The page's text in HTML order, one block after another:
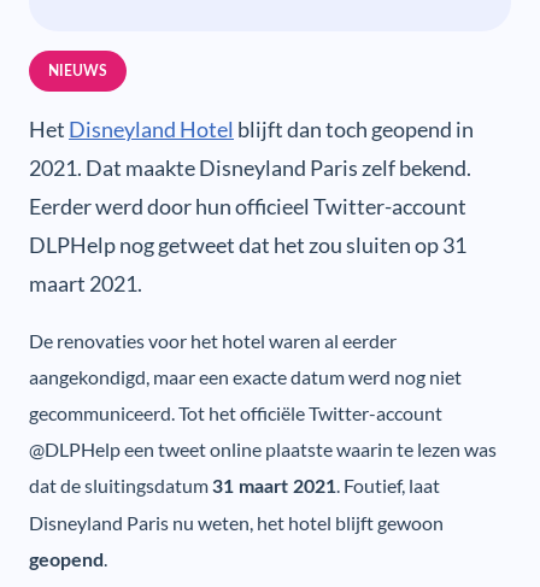
NIEUWS
Het Disneyland Hotel blijft dan toch geopend in
2021. Dat maakte Disneyland Paris zelf bekend.
Eerder werd door hun officieel Twitter-account
DLPHelp nog getweet dat het zou sluiten op 31
maart 2021.
De renovaties voor het hotel waren al eerder
aangekondigd, maar een exacte datum werd nog niet
gecommuniceerd. Tot het officiële Twitter-account
@DLPHelp een tweet online plaatste waarin te lezen was
dat de sluitingsdatum31 maart 2021. Foutief, laat
Disneyland Paris nu weten, het hotel blijft gewoon
geopend.